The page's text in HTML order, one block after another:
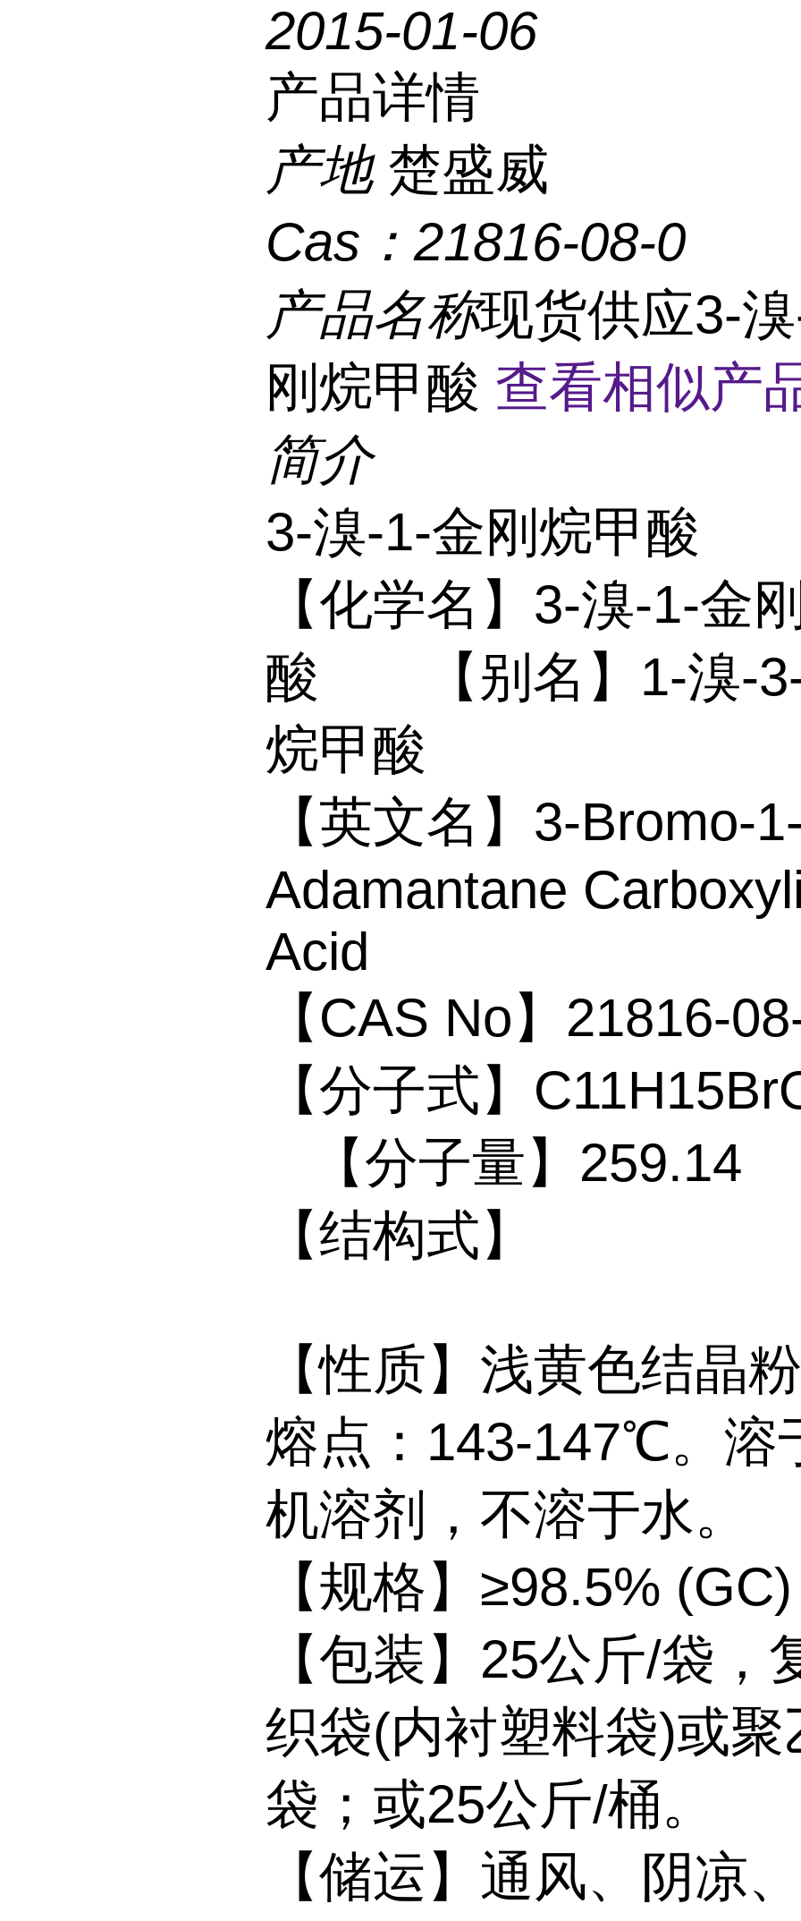
2015-01-06
产品详情
产地 楚盛威
Cas： 21816-08-0
产品名称现货供应3-
刚烷甲酸 查看相似产
简介
3-溴-1-金刚烷甲酸
【化学名】3-溴-1-金
酸 【别名】1-溴-
烷甲酸
【英文名】3-Bromo-
Adamantane
Acid
【CAS No】21816-
【分子式】
【分子量】259.14
【结构式】
【性质】浅黄色结晶
熔点：143-147℃。溶
机溶剂，不溶于水。
【规格】≥98.5% (GC)
【包装】25公斤/袋，
织袋(内衬塑料袋)或聚
袋；或25公斤/桶。
【储运】通风、阴凉